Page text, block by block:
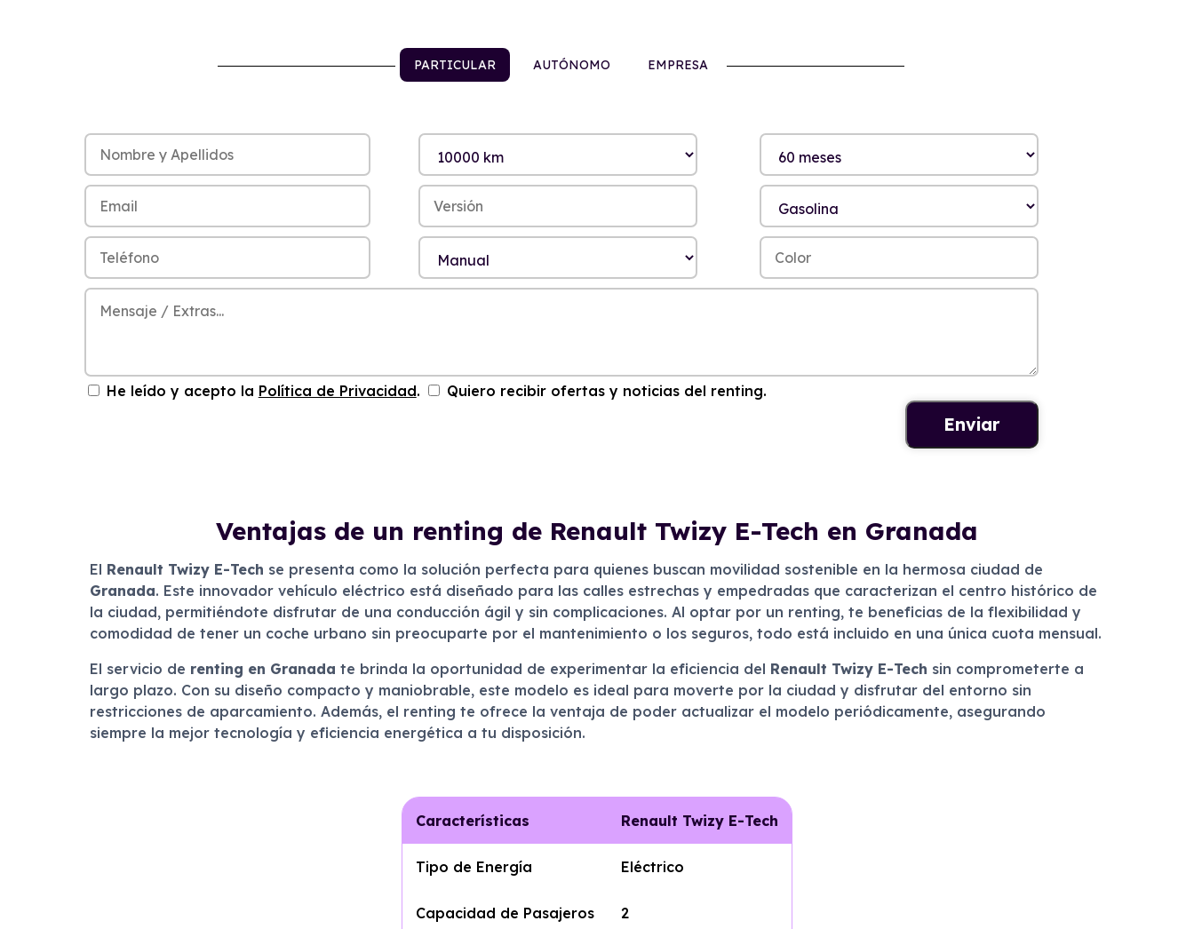
PARTICULAR AUTÓNOMO EMPRESA
He leído y acepto la Política de Privacidad. Quiero recibir ofertas y noticias del renting.
Ventajas de un renting de Renault Twizy E-Tech en Granada
El Renault Twizy E-Tech se presenta como la solución perfecta para quienes buscan movilidad sostenible en la hermosa ciudad de
Granada. Este innovador vehículo eléctrico está diseñado para las calles estrechas y empedradas que caracterizan el centro histórico de
la ciudad, permitiéndote disfrutar de una conducción ágil y sin complicaciones. Al optar por un renting, te beneficias de la flexibilidad y
comodidad de tener un coche urbano sin preocuparte por el mantenimiento o los seguros, todo está incluido en una única cuota mensual.
El servicio de renting en Granada te brinda la oportunidad de experimentar la eficiencia del Renault Twizy E-Tech sin comprometerte a
largo plazo. Con su diseño compacto y maniobrable, este modelo es ideal para moverte por la ciudad y disfrutar del entorno sin
restricciones de aparcamiento. Además, el renting te ofrece la ventaja de poder actualizar el modelo periódicamente, asegurando
siempre la mejor tecnología y eficiencia energética a tu disposición.
Características Renault Twizy E-Tech
Tipo de Energía Eléctrico
Capacidad de Pasajeros 2